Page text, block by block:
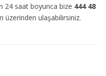
24 saat boyunca bize 444 48
üzerinden ulaşabilirsiniz.